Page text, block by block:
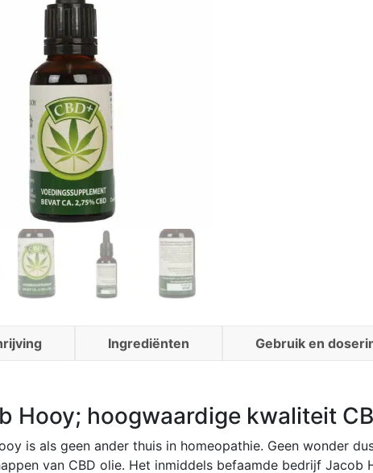
Ingrediënten Gebruik en
Hooy; hoogwaardige kwaliteit
is als geen ander thuis in homeopathie. Geen wonder
van CBD olie. Het inmiddels befaamde bedrijf